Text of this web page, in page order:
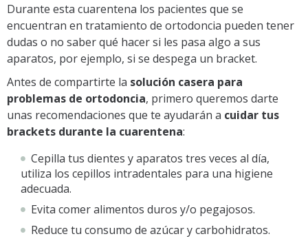
Durante esta cuarentena los pacientes que se
encuentran en tratamiento de ortodoncia pueden tener
dudas o no saber qué hacer si les pasa algo a sus
aparatos, por ejemplo, si se despega un bracket.
Antes de compartirte la solución casera para
problemas de ortodoncia, primero queremos darte
unas recomendaciones que te ayudarán a cuidar tus
brackets durante la cuarentena:
Cepilla tus dientes y aparatos tres veces al día,
utiliza los cepillos intradentales para una higiene
adecuada.
Evita comer alimentos duros y/o pegajosos.
Reduce tu consumo de azúcar y carbohidratos.